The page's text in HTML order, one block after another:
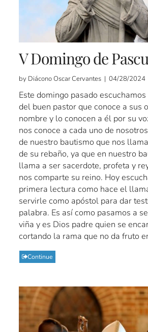
V Domingo de
by Diácono Oscar Cervantes | 04/28/
Este domingo pasado
del buen pastor que conoce a sus
nombre y lo conocen a él por su
nos conoce a cada uno de
de nuestro bautismo que nos
de su rebaño, ya que en nuestro
llama a ser sacerdote, profeta y
nos comparte su reino. Hoy
primera lectura como hace el
servirle como apóstol para dar
palabra. Es así como pasamos a
viña y es Dios padre quien se
cortando la rama que no da fruto
Continue